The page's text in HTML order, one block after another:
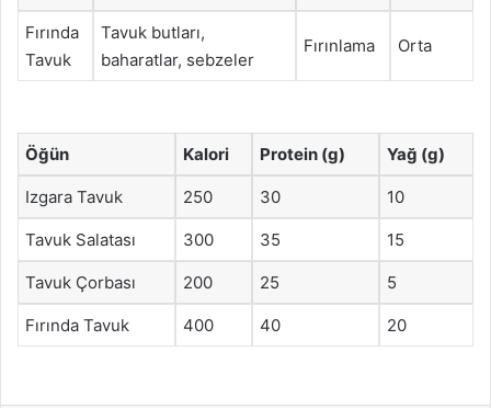
Fırında
Tavuk
Tavuk butları,
baharatlar, sebzeler
Fırınlama Orta
Öğün Kalori Protein (g) Yağ (g)
Izgara Tavuk 250 30 10
Tavuk Salatası 300 35 15
Tavuk Çorbası 200 25 5
Fırında Tavuk 400 40 20